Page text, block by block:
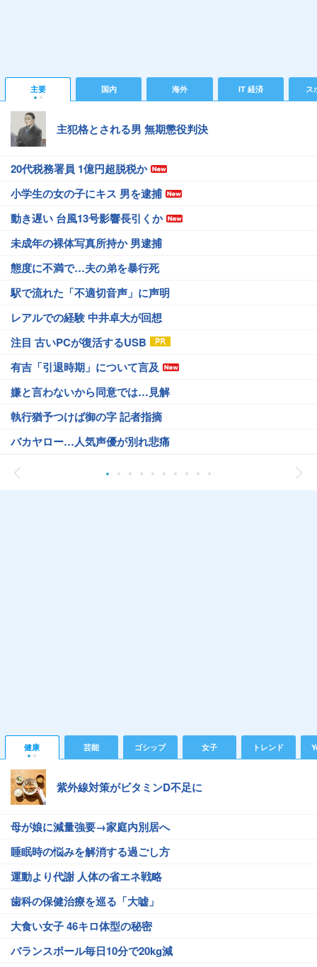
主要 国内 海外 IT 経済 ス
主犯格とされる男 無期懲役判決
20代税務署員 1億円超脱税か
小学生の女の子にキス 男を逮捕
動き遅い 台風13号影響長引くか
未成年の裸体写真所持か 男逮捕
態度に不満で…夫の弟を暴行死
駅で流れた「不適切音声」に声明
レアルでの経験 中井卓大が回想
注目 古いPCが復活するUSB
有吉「引退時期」について言及
嫌と言わないから同意では…見解
執行猶予つけば御の字 記者指摘
バカヤロー…人気声優が別れ悲痛
健康 芸能 ゴシップ 女子 トレンド
紫外線対策がビタミンD不足に
母が娘に減量強要→家庭内別居へ
睡眠時の悩みを解消する過ごし方
運動より代謝 人体の省エネ戦略
歯科の保健治療を巡る「大嘘」
大食い女子 46キロ体型の秘密
バランスボール毎日10分で20kg減